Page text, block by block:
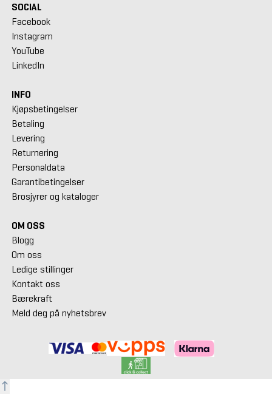
SOCIAL
Facebook
Instagram
YouTube
LinkedIn
INFO
Kjøpsbetingelser
Betaling
Levering
Returnering
Personaldata
Garantibetingelser
Brosjyrer og kataloger
OM OSS
Blogg
Om oss
Ledige stillinger
Kontakt oss
Bærekraft
Meld deg på nyhetsbrev